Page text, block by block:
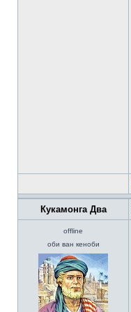
Кукамонга Два
offline
оби ван кеноби